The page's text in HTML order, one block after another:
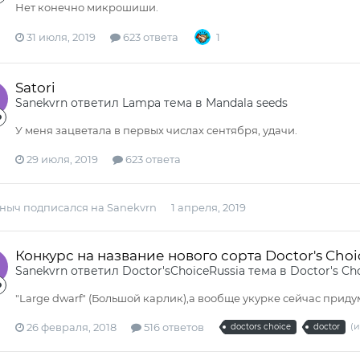
Нет конечно микрошиши.
31 июля, 2019 623 ответа 1
Satori
Sanekvrnответил Lampa тема в Мandala seeds
У меня зацветала в первых числах сентября, удачи.
29 июля, 2019 623 ответа
подписался на Sanekvrn 1 апреля, 2019
Конкурс на название нового сорта Doctor's
Sanekvrnответил Doctor'sChoiceRussia тема в Doctor's
"Large dwarf" (Большой карлик),а вообще укурке сейчас
26 февраля, 2018 516 ответов doctors choice doctor